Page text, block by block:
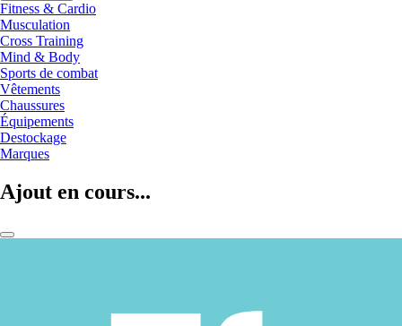
Fitness & Cardio
Musculation
Cross Training
Mind & Body
Sports de combat
Vêtements
Chaussures
Équipements
Destockage
Marques
Ajout en cours...